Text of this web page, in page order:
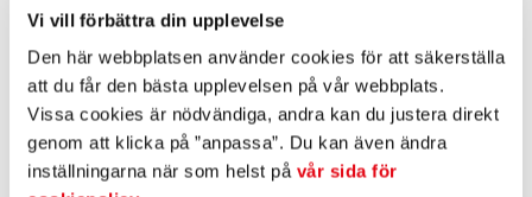
Vi vill förbättra din upplevelse
Den här webbplatsen använder cookies för att säkerställa
att du får den bästa upplevelsen på vår webbplats.
Vissa cookies är nödvändiga, andra kan du justera direkt
genom att klicka på ”anpassa”. Du kan även ändra
inställningarna när som helst på vår sida för
Program
• Lunch
• Föredrag av Anna & Mathias från Mindact